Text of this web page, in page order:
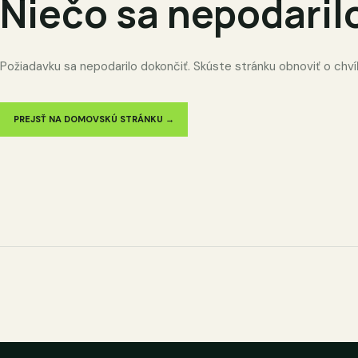
Niečo sa
Požiadavku sa nepodarilo dokončiť. Skúste stránku obnoviť o
PREJSŤ NA DOMOVSKÚ STRÁNKU →